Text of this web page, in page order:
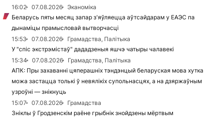
16:02
07.08.2026
Эканоміка
Беларусь пяты месяц запар з'яўляецца аўтсайдарам у ЕАЭС па
дынаміцы прамысловай вытворчасці
15:53
07.08.2026
Грамадства, Палітыка
У "спіс экстрэмістаў" дададзеныя яшчэ чатыры чалавекі
15:34
07.08.2026
Грамадства, Палітыка
АПК: Пры захаванні цяперашніх тэндэнцый беларуская мова хутка
можа застацца толькі ў невялікіх супольнасцях, а на дзяржаўным
узроўні — знікнуць
15:07
07.08.2026
Грамадства
Зніклы ў Гродзенскім раёне грыбнік знойдзены мёртвым